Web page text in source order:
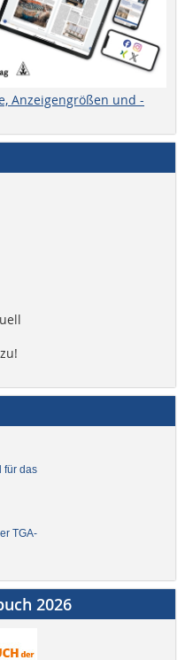
Anzeigengrößen und -
für das
TGA-
2026